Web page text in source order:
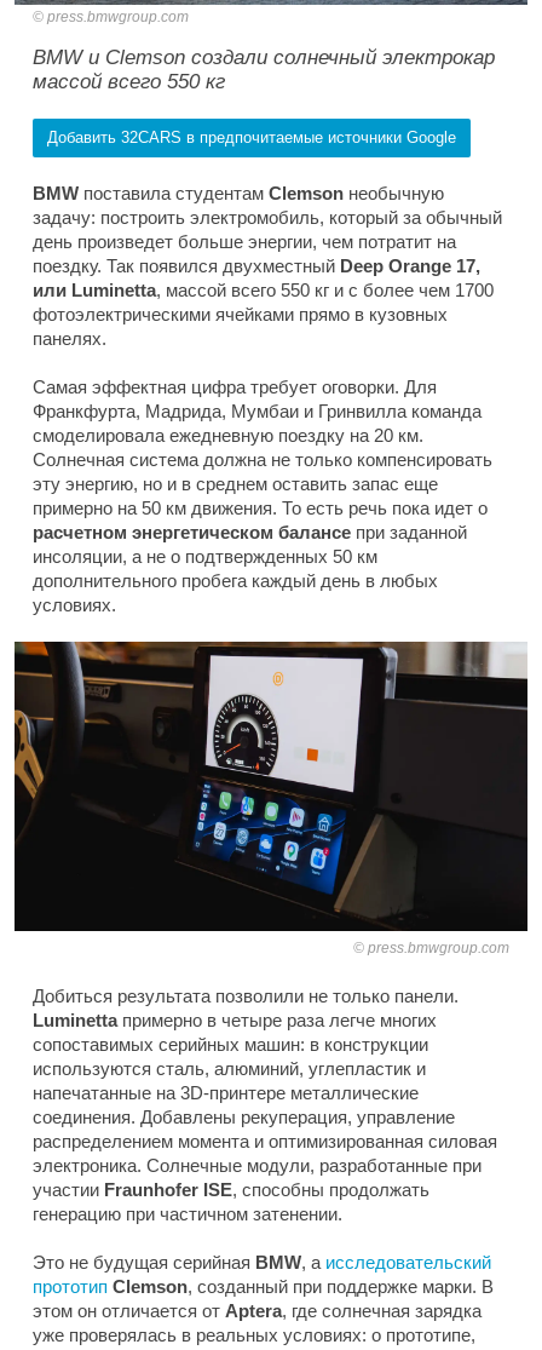
press.bmwgroup.com
BMW и Clemson создали солнечный электрокар
массой всего 550 кг
Добавить 32CARS в предпочитаемые источники Google
BMW поставила студентам Clemson необычную
задачу: построить электромобиль, который за обычный
день произведет больше энергии, чем потратит на
поездку. Так появился двухместный Deep Orange 17,
или Luminetta, массой всего 550 кг и с более чем 1700
фотоэлектрическими ячейками прямо в кузовных
панелях.
Самая эффектная цифра требует оговорки. Для
Франкфурта, Мадрида, Мумбаи и Гринвилла команда
смоделировала ежедневную поездку на 20 км.
Солнечная система должна не только компенсировать
эту энергию, но и в среднем оставить запас еще
примерно на 50 км движения. То есть речь пока идет о
расчетном энергетическом балансе при заданной
инсоляции, а не о подтвержденных 50 км
дополнительного пробега каждый день в любых
условиях.
press.bmwgroup.com
Добиться результата позволили не только панели.
Luminettaпримерно в четыре раза легче многих
сопоставимых серийных машин: в конструкции
используются сталь, алюминий, углепластик и
напечатанные на 3D-принтере металлические
соединения. Добавлены рекуперация, управление
распределением момента и оптимизированная силовая
электроника. Солнечные модули, разработанные при
участии Fraunhofer ISE, способны продолжать
генерацию при частичном затенении.
Это не будущая серийная BMW, а исследовательский
прототип Clemson, созданный при поддержке марки. В
этом он отличается от Aptera, где солнечная зарядка
уже проверялась в реальных условиях: о прототипе,